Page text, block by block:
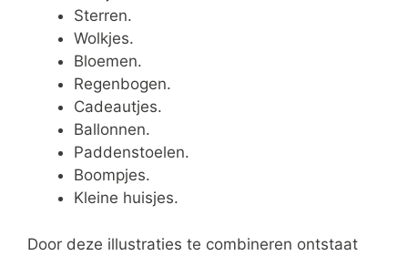
Sterren.
Wolkjes.
Bloemen.
Regenbogen.
Cadeautjes.
Ballonnen.
Paddenstoelen.
Boompjes.
Kleine huisjes.
Door deze illustraties te combineren ontstaat